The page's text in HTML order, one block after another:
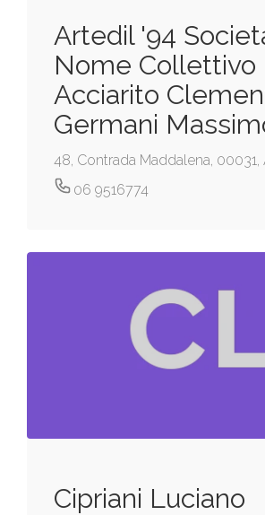
Artedil '94
Nome Collettivo
Acciarito
Germani
48, Contrada Maddalena, 00031,
06 9516774
Cipriani Luciano